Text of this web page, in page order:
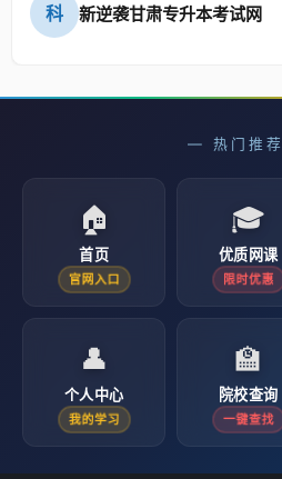
科 新逆袭甘肃专升本考试网
— 热门推
🏠
首页
官网入口
🎓
优质网课
限时优惠
👤
个人中心
我的学习
🏫
院校查询
一键查找